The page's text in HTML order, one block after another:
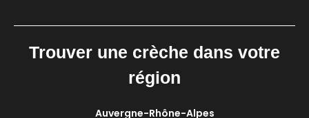
Trouver une crèche dans votre
région
Auvergne-Rhône-Alpes